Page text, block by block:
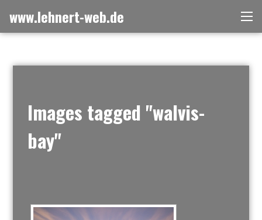
Inhalt
springen
www.lehnert-web.de
Images tagged "walvis-
bay"